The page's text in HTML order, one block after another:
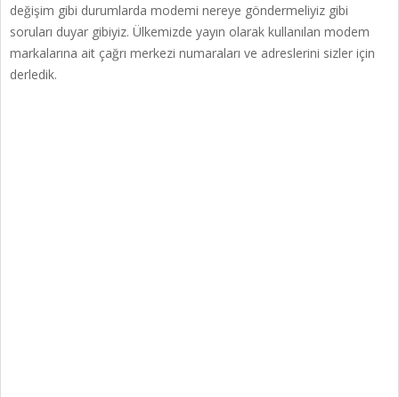
değişim gibi durumlarda modemi nereye göndermeliyiz gibi
soruları duyar gibiyiz. Ülkemizde yayın olarak kullanılan modem
markalarına ait çağrı merkezi numaraları ve adreslerini sizler için
derledik.